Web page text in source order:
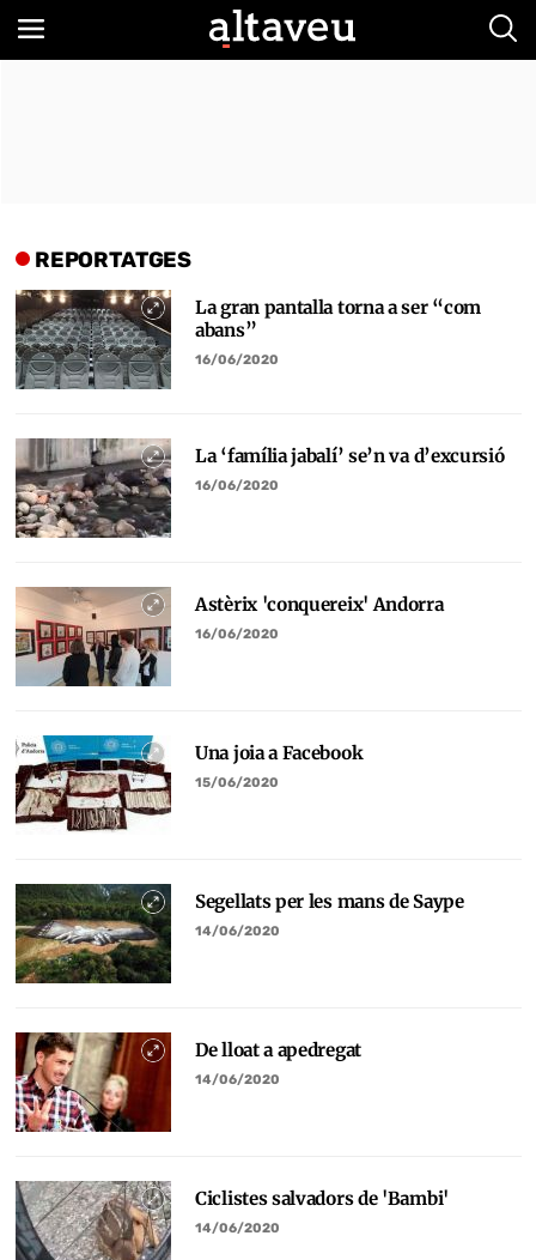
REPORTATGES
La gran pantalla torna a ser “com
abans”
16/06/2020
La ‘família jabalí’ se’n va d’excursió
16/06/2020
Astèrix 'conquereix' Andorra
16/06/2020
Una joia a Facebook
15/06/2020
Segellats per les mans de Saype
14/06/2020
De lloat a apedregat
14/06/2020
Ciclistes salvadors de 'Bambi'
14/06/2020